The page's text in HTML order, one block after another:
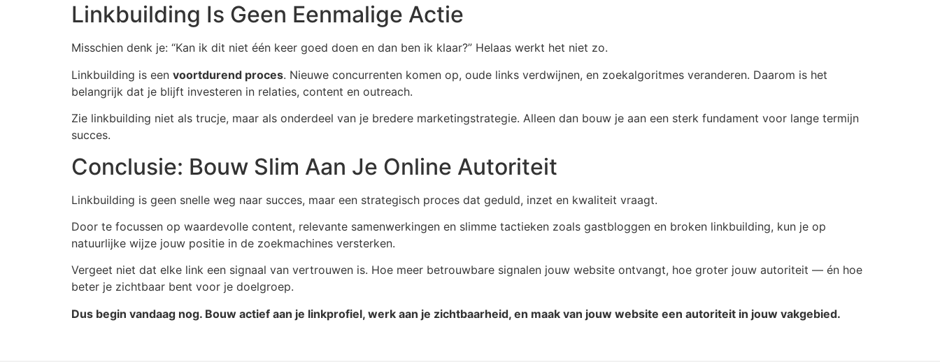
Linkbuilding Is Geen Eenmalige Actie
Misschien denk je: “Kan ik dit niet één keer goed doen en dan ben ik klaar?” Helaas werkt het niet zo.
Linkbuilding is een voortdurend proces. Nieuwe concurrenten komen op, oude links verdwijnen, en zoekalgoritmes veranderen. Daarom is het
belangrijk dat je blijft investeren in relaties, content en outreach.
Zie linkbuilding niet als trucje, maar als onderdeel van je bredere marketingstrategie. Alleen dan bouw je aan een sterk fundament voor lange termijn
succes.
Conclusie: Bouw Slim Aan Je Online Autoriteit
Linkbuilding is geen snelle weg naar succes, maar een strategisch proces dat geduld, inzet en kwaliteit vraagt.
Door te focussen op waardevolle content, relevante samenwerkingen en slimme tactieken zoals gastbloggen en broken linkbuilding, kun je op
natuurlijke wijze jouw positie in de zoekmachines versterken.
Vergeet niet dat elke link een signaal van vertrouwen is. Hoe meer betrouwbare signalen jouw website ontvangt, hoe groter jouw autoriteit — én hoe
beter je zichtbaar bent voor je doelgroep.
Dus begin vandaag nog. Bouw actief aan je linkprofiel, werk aan je zichtbaarheid, en maak van jouw website een autoriteit in jouw vakgebied.